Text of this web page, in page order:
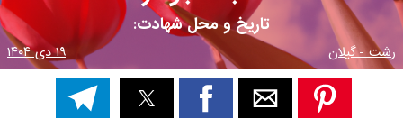
تاریخ و محل شهادت:
رشت - گیلان ۱۹ دی ۱۴۰۴